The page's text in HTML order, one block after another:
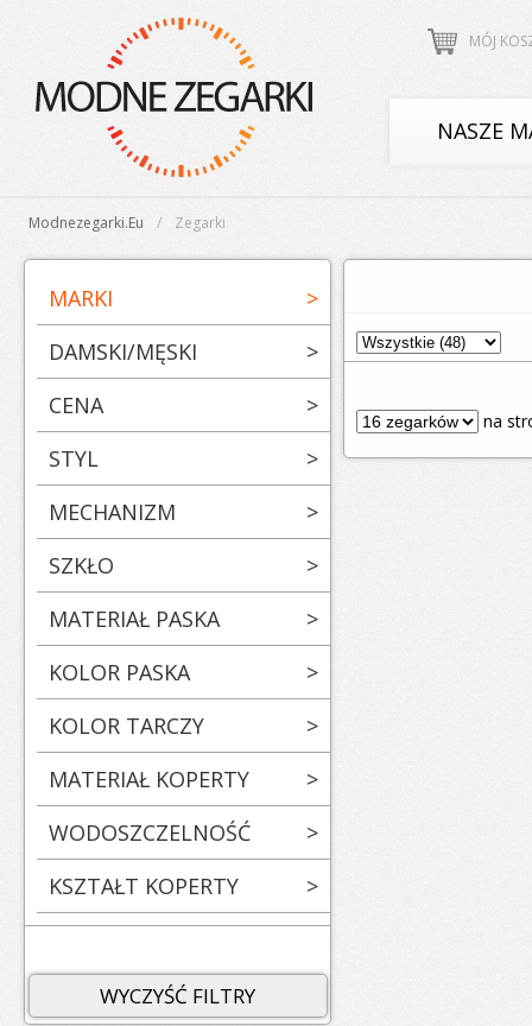
MÓJ
NASZE
Modnezegarki.eu Zegarki
MARKI
>
DAMSKI/MĘSKI
>
CENA
>
STYL
>
MECHANIZM
>
SZKŁO
>
MATERIAŁ PASKA
>
KOLOR PASKA
>
KOLOR TARCZY
>
MATERIAŁ KOPERTY
>
WODOSZCZELNOŚĆ
>
KSZTAŁT KOPERTY
>
WYCZYŚĆ FILTRY
na